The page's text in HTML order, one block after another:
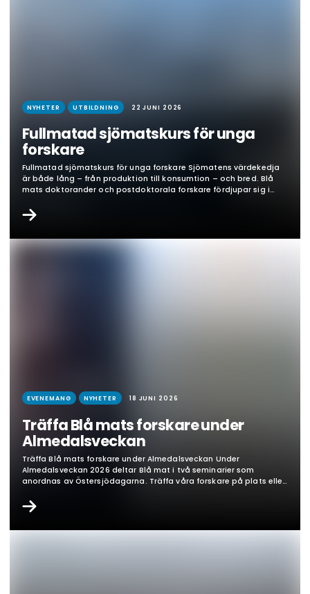
NYHETER UTBILDNING 22 JUNI 2026
Fullmatad sjömatskurs för unga
forskare
Fullmatad sjömatskurs för unga forskare Sjömatens värdekedja
är både lång – från produktion till konsumtion – och bred. Blå
mats doktorander och postdoktorala forskare fördjupar sig i
stor nytta av att känna till sjömatssektorn i sin helhet ur flera
perspektiv. Blå mats kurs ”The…
EVENEMANG NYHETER 18 JUNI 2026
Träffa Blå mats forskare under
Almedalsveckan
Träffa Blå mats forskare under Almedalsveckan Under
Almedalsveckan 2026 deltar Blå mat i två seminarier som
anordnas av Östersjödagarna. Träffa våra forskare på plats eller
till handling – vad ska till för att minska jordbrukets
näringsläckage?– Med blå mats centrumföreståndare Fredrik